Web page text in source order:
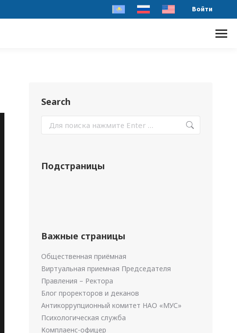
Войти
Search
Подстраницы
Важные страницы
Общественная приёмная
Виртуальная приемная Председателя
Правления – Ректора
Блог проректоров и деканов
Антикоррупционный комитет НАО «МУС»
Психологическая служба
Комплаенс-офицер